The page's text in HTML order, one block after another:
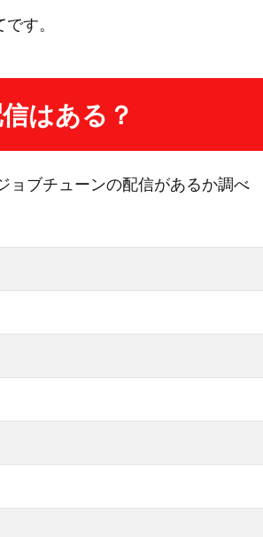
す。
はある？
ョブチューンの配信があるか調べ